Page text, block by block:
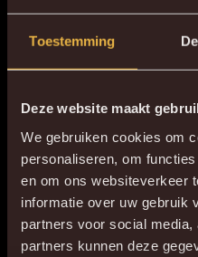
Toestemming
Deze website maakt
We gebruiken cookies om
personaliseren, om
en om ons websiteverkeer
informatie over uw gebruik
partners voor social
partners kunnen deze